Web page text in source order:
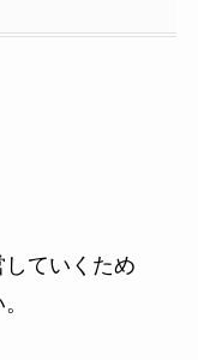
ていくため